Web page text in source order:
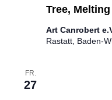
Tree,
Art Canrobert
Rastatt, Baden-
FR.
27